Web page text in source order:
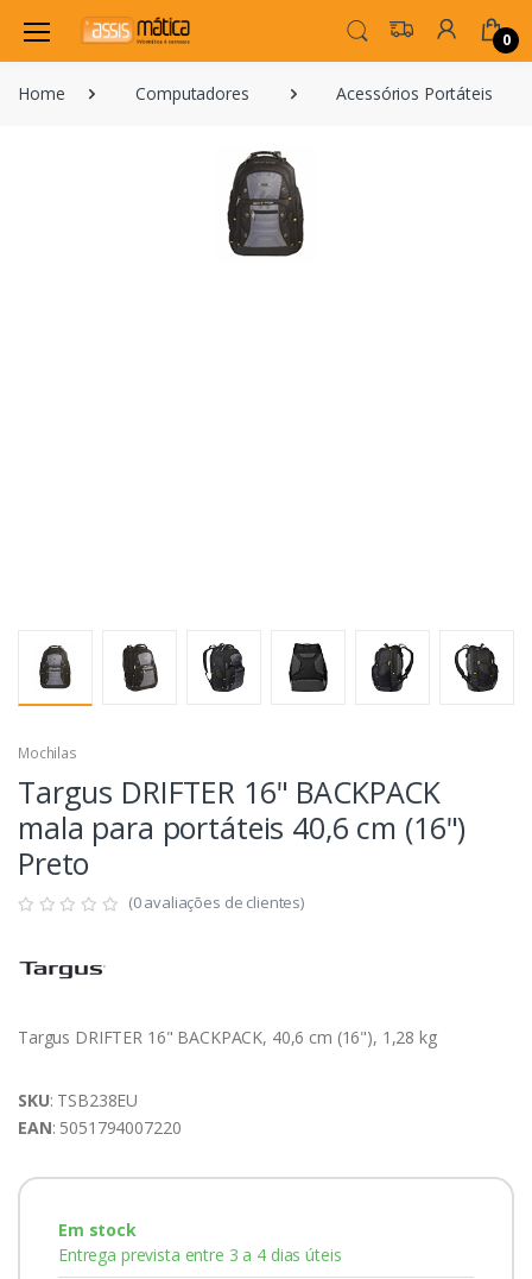
0
Home Computadores Acessórios Portáteis
Mochilas
Targus DRIFTER 16" BACKPACK
mala para portáteis 40,6 cm (16")
Preto
(0 avaliações de clientes)
Targus DRIFTER 16" BACKPACK, 40,6 cm (16"), 1,28 kg
SKU: TSB238EU
EAN: 5051794007220
Em stock
Entrega prevista entre 3 a 4 dias úteis